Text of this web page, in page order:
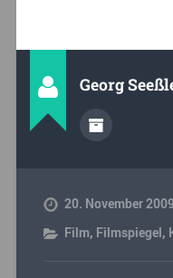
Georg
20. November
Film, Filmspiegel,